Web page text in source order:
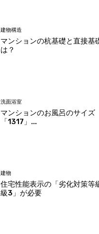
建物構造
マンションの杭基礎と直接基
は？
洗面浴室
マンションのお風呂のサイズ
「1317」...
建物
住宅性能表示の「劣化対策等
級3」が必要